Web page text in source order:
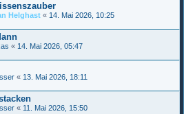
Helghast « 14. Mai 2026, 10:25
« 14. Mai 2026, 05:47
« 13. Mai 2026, 18:11
« 11. Mai 2026, 15:50